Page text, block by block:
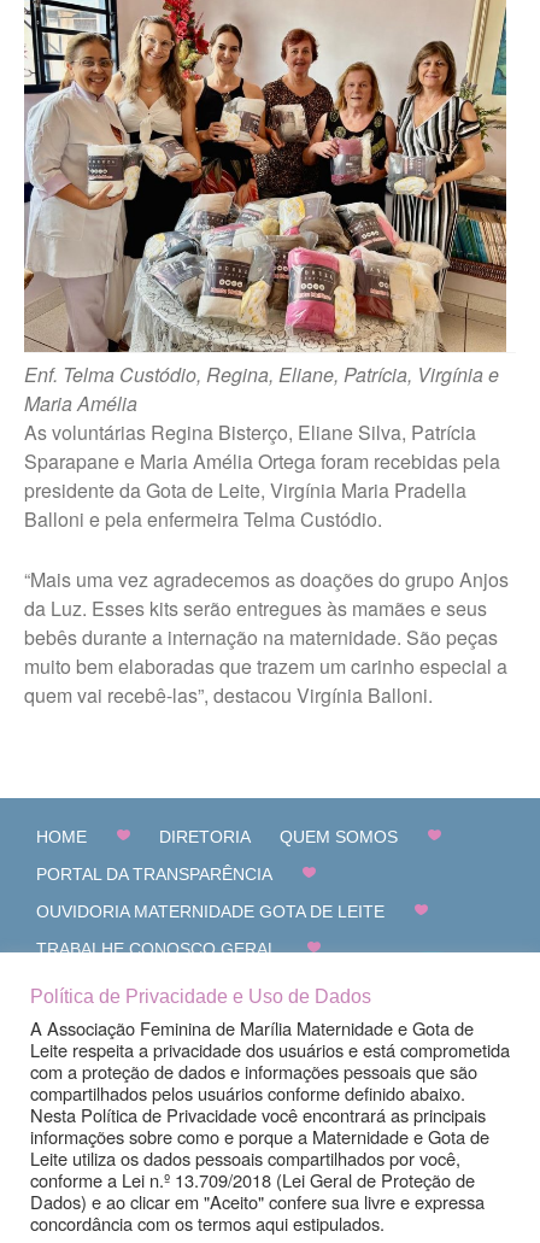
Trabalhe Conosco Geral
Trabalhe Conosco Campos
Novos Paulista
Trabalhe Conosco Ibirarema
Trabalhe Conosco Marília – ESF
Trabalhe Conosco Oscar
Bressane
Trabalhe Conosco Reginópolis
– SP
Trabalhe Conosco Ribeirão do
Sul – SP
Trabalhe Conosco São Pedro
CANAL DE DENÚNCIAS
Fale Conosco
Fale Conosco – Campos Novos
Paulista
Fale Conosco – Marília
Fale Conosco – Oscar
Bressane
Enf. Telma Custódio, Regina, Eliane, Patrícia, Virgínia e
Maria Amélia
As voluntárias Regina Bisterço, Eliane Silva, Patrícia
Sparapane e Maria Amélia Ortega foram recebidas pela
presidente da Gota de Leite, Virgínia Maria Pradella
Balloni e pela enfermeira Telma Custódio.
“Mais uma vez agradecemos as doações do grupo Anjos
da Luz. Esses kits serão entregues às mamães e seus
bebês durante a internação na maternidade. São peças
muito bem elaboradas que trazem um carinho especial a
quem vai recebê-las”, destacou Virgínia Balloni.
HOME DIRETORIA
QUEM SOMOS
PORTAL DA TRANSPARÊNCIA
OUVIDORIA MATERNIDADE GOTA DE LEITE
TRABALHE CONOSCO GERAL
CANAL DE DENÚNCIAS
FALE CONOSCO
Política de Privacidade e Uso de Dados
A Associação Feminina de Marília Maternidade e Gota de
Leite respeita a privacidade dos usuários e está comprometida
com a proteção de dados e informações pessoais que são
compartilhados pelos usuários conforme definido abaixo.
Nesta Política de Privacidade você encontrará as principais
informações sobre como e porque a Maternidade e Gota de
Leite utiliza os dados pessoais compartilhados por você,
conforme a Lei n.º 13.709/2018 (Lei Geral de Proteção de
Dados) e ao clicar em "Aceito" confere sua livre e expressa
concordância com os termos aqui estipulados.